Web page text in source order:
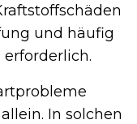
und häufig
In solchen